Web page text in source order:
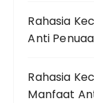
Rahasia
Anti
Rahasia
Manfaat